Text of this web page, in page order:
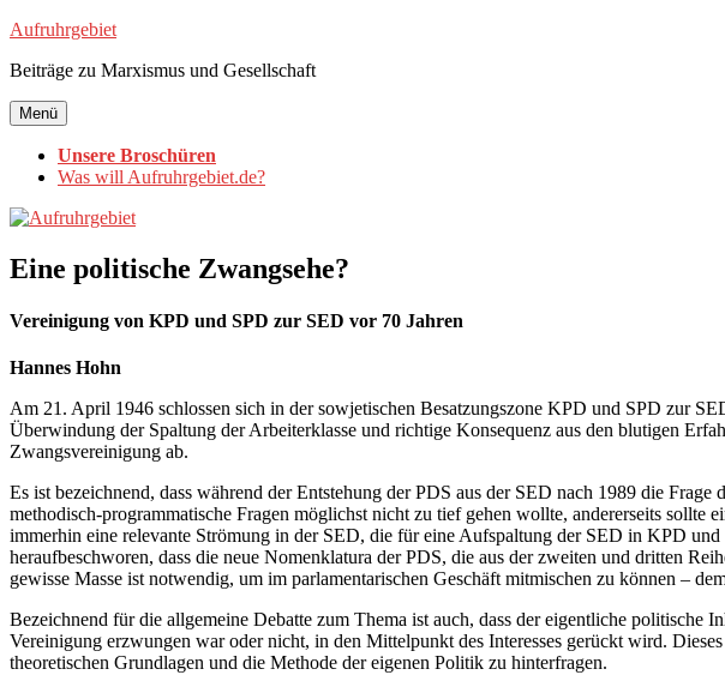
Zum
springen
Aufruhrgebiet
Beiträge zu Marxismus und Gesellschaft
Menü
Unsere Broschüren
Was will Aufruhrgebiet.de?
Eine politische Zwangsehe?
Vereinigung von KPD und SPD zur SED vor 70 Jahren
Hannes Hohn
Am 21. April 1946 schlossen sich in der sowjetischen Besatzungszone KPD und SPD zur
Überwindung der Spaltung der Arbeiterklasse und richtige Konsequenz aus den blutigen
Zwangsvereinigung ab.
Es ist bezeichnend, dass während der Entstehung der PDS aus der SED nach 1989 die
methodisch-programmatische Fragen möglichst nicht zu tief gehen wollte, andererseits
immerhin eine relevante Strömung in der SED, die für eine Aufspaltung der SED in KPD
heraufbeschworen, dass die neue Nomenklatura der PDS, die aus der zweiten und dritten
gewisse Masse ist notwendig, um im parlamentarischen Geschäft mitmischen zu können –
Bezeichnend für die allgemeine Debatte zum Thema ist auch, dass der eigentliche politische
Vereinigung erzwungen war oder nicht, in den Mittelpunkt des Interesses gerückt wird.
theoretischen Grundlagen und die Methode der eigenen Politik zu hinterfragen.